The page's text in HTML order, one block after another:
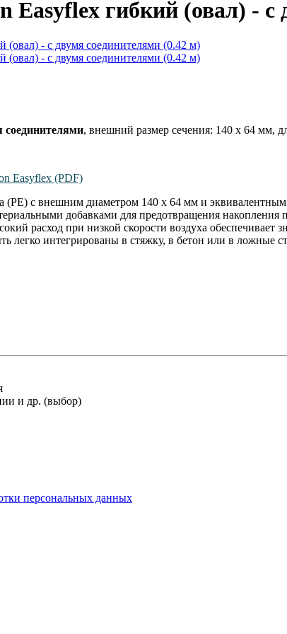
Easyflex гибкий (овал) -
соединителями, внешний размер сечения: 140 х 64 мм,
Easyflex (PDF)
(PE) с внешним диаметром 140 х 64 мм и
добавками для предотвращения
расход при низкой скорости воздуха
легко интегрированы в стяжку, в бетон или в ложные
и др. (выбор)
персональных данных